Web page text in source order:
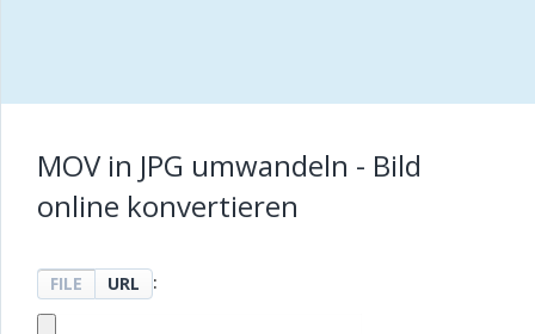
MOV in JPG umwandeln - Bild
online konvertieren
FILE URL :